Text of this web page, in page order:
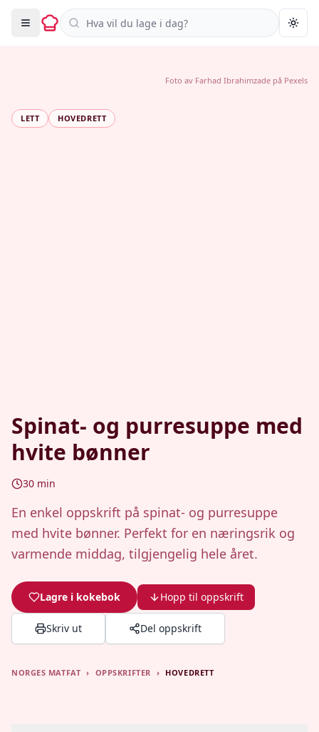
Søk i oppskrifter
LETT HOVEDRETT
Spinat- og purresuppe med
hvite bønner
30 min
En enkel oppskrift på spinat- og purresuppe
med hvite bønner. Perfekt for en næringsrik og
varmende middag, tilgjengelig hele året.
Lagre i kokebok Hopp til oppskrift
Skriv ut Del oppskrift
Foto av Farhad Ibrahimzade på Pexels
NORGES MATFAT › OPPSKRIFTER › HOVEDRETT